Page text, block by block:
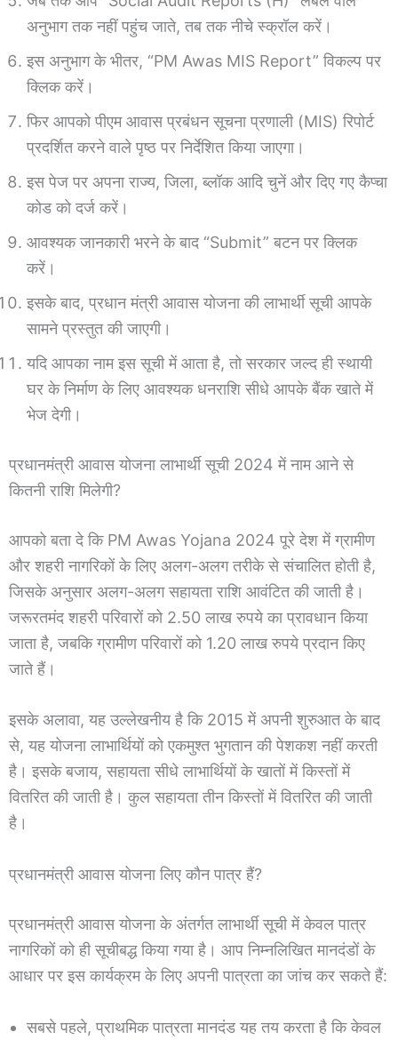
अनुभाग तक नहीं पहुंच जाते, तब तक नीचे स्क्रॉल करें।
इस अनुभाग के भीतर, “PM Awas MIS Report” विकल्प पर
क्लिक करें।
फिर आपको पीएम आवास प्रबंधन सूचना प्रणाली (MIS) रिपोर्ट
प्रदर्शित करने वाले पृष्ठ पर निर्देशित किया जाएगा।
इस पेज पर अपना राज्य, जिला, ब्लॉक आदि चुनें और दिए गए कैप्चा
कोड को दर्ज करें।
आवश्यक जानकारी भरने के बाद “Submit” बटन पर क्लिक
करें।
इसके बाद, प्रधान मंत्री आवास योजना की लाभार्थी सूची आपके
सामने प्रस्तुत की जाएगी।
यदि आपका नाम इस सूची में आता है, तो सरकार जल्द ही स्थायी
घर के निर्माण के लिए आवश्यक धनराशि सीधे आपके बैंक खाते में
भेज देगी।
प्रधानमंत्री आवास योजना लाभार्थी सूची 2024 में नाम आने से
कितनी राशि मिलेगी?
आपको बता दे कि PM Awas Yojana 2024 पूरे देश में ग्रामीण
और शहरी नागरिकों के लिए अलग-अलग तरीके से संचालित होती है,
जिसके अनुसार अलग-अलग सहायता राशि आवंटित की जाती है।
जरूरतमंद शहरी परिवारों को 2.50 लाख रुपये का प्रावधान किया
जाता है, जबकि ग्रामीण परिवारों को 1.20 लाख रुपये प्रदान किए
जाते हैं।
इसके अलावा, यह उल्लेखनीय है कि 2015 में अपनी शुरुआत के बाद
से, यह योजना लाभार्थियों को एकमुश्त भुगतान की पेशकश नहीं करती
है। इसके बजाय, सहायता सीधे लाभार्थियों के खातों में किस्तों में
वितरित की जाती है। कुल सहायता तीन किस्तों में वितरित की जाती
है।
प्रधानमंत्री आवास योजना लिए कौन पात्र हैं?
प्रधानमंत्री आवास योजना के अंतर्गत लाभार्थी सूची में केवल पात्र
नागरिकों को ही सूचीबद्ध किया गया है। आप निम्नलिखित मानदंडों के
आधार पर इस कार्यक्रम के लिए अपनी पात्रता का जांच कर सकते हैं:
सबसे पहले, प्राथमिक पात्रता मानदंड यह तय करता है कि केवल